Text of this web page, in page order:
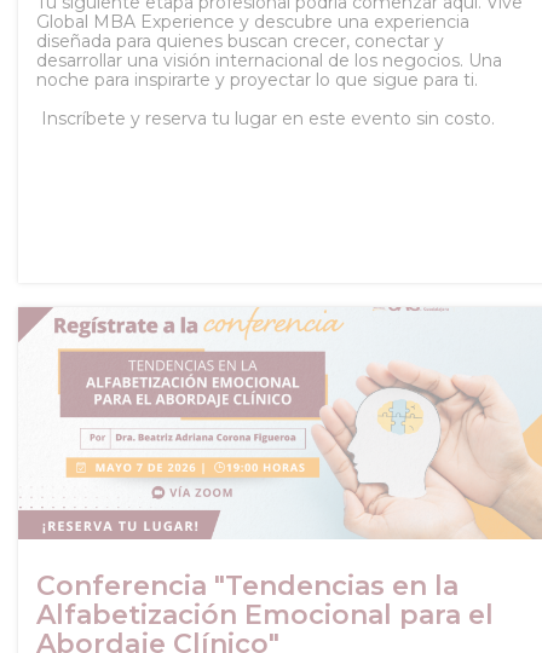
Global MBA Experience y descubre una experiencia
diseñada para quienes buscan crecer, conectar y
desarrollar una visión internacional de los negocios. Una
noche para inspirarte y proyectar lo que sigue para ti.
Inscríbete y reserva tu lugar en este evento sin costo.
Conferencia "Tendencias en la
Alfabetización Emocional para el
Abordaje Clínico"